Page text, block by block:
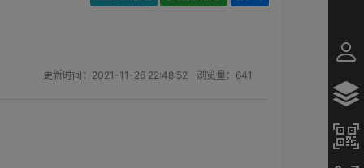
更新时间： 2021-11-26 22:48:52 浏览量： 641